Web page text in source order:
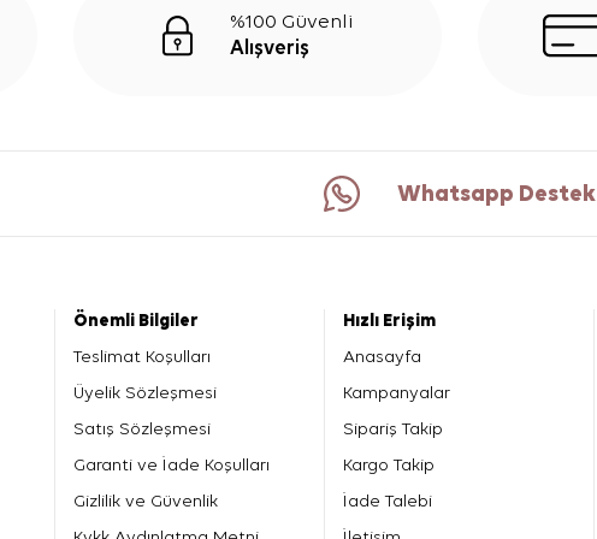
%100 Güvenli
Alışveriş
Whatsapp Destek
Önemli Bilgiler
Teslimat Koşulları
Üyelik Sözleşmesi
Satış Sözleşmesi
Garanti ve İade Koşulları
Gizlilik ve Güvenlik
Hızlı Erişim
Anasayfa
Kampanyalar
Sipariş Takip
Kargo Takip
İade Talebi